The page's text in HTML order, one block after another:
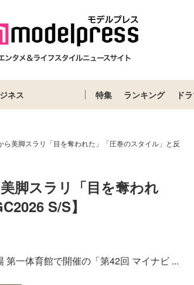
ネス 特集 ランキング ド
美脚スラリ「目を奪われた」「圧巻のスタイル」と反
脚スラリ「目を奪われ
S/S】
一体育館で開催の「第42回 マイナビ ...